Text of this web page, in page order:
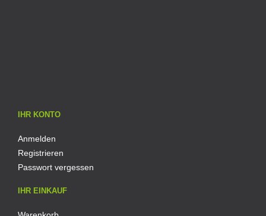
IHR KONTO
Anmelden
Registrieren
Passwort vergessen
IHR EINKAUF